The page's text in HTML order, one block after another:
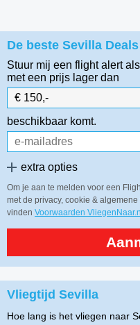
De beste Sevilla
Stuur mij een flight alert
met een prijs lager dan
beschikbaar komt.
extra opties
Om je aan te melden voor een
met de privacy, cookie &
vinden Voorwaarden VliegenNaar.nl
Vliegtijd Sevilla
Hoe lang is het vliegen naar